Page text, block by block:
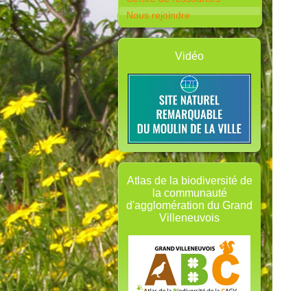
Nous rejoindre
Vidéo
Atlas de la biodiversité de
la communauté
d'agglomération du Grand
Villeneuvois